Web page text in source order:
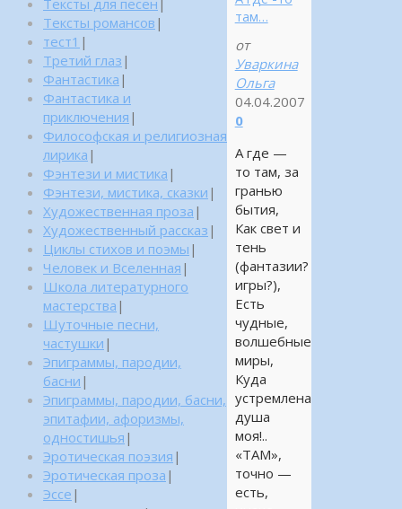
там…
от
Уваркина
Ольга
04.04.2007
0
А где —
то там, за
гранью
бытия,
Как свет и
тень
(фантазии?
игры?),
Есть
чудные,
волшебные
миры,
Куда
устремлена
душа
моя!..
«ТАМ»,
точно —
есть,
Тексты для песен |
Тексты романсов |
тест1 |
Третий глаз |
Фантастика |
Фантастика и
приключения |
Философская и религиозная
лирика |
Фэнтези и мистика |
Фэнтези, мистика, сказки |
Художественная проза |
Художественный рассказ |
Циклы стихов и поэмы |
Человек и Вселенная |
Школа литературного
мастерства |
Шуточные песни,
частушки |
Эпиграммы, пародии,
басни |
Эпиграммы, пародии, басни,
эпитафии, афоризмы,
одностишья |
Эротическая поэзия |
Эротическая проза |
Эссе |